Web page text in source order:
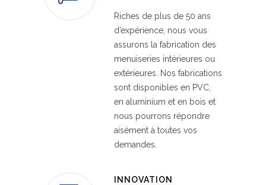
Riches de plus de 50 ans
d’expérience, nous vous
assurons la fabrication des
menuiseries intérieures ou
extérieures. Nos fabrications
sont disponibles en PVC,
en aluminium et en bois et
nous pourrons répondre
aisément à toutes vos
demandes.
INNOVATION